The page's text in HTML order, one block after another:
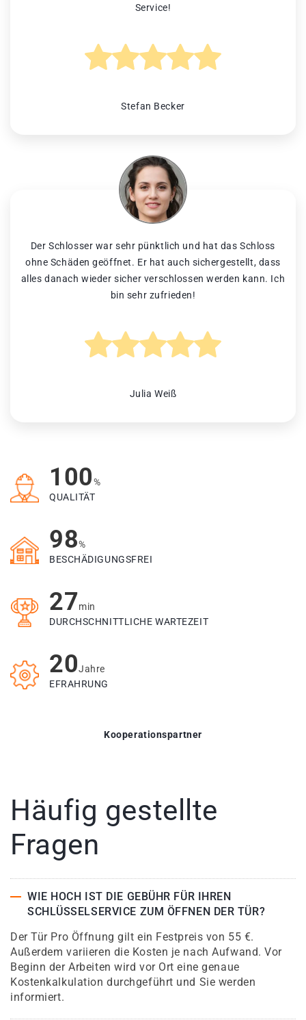
Service!
Stefan Becker
Der Schlosser war sehr pünktlich und hat das Schloss
ohne Schäden geöffnet. Er hat auch sichergestellt, dass
alles danach wieder sicher verschlossen werden kann. Ich
bin sehr zufrieden!
Julia Weiß
100%
QUALITÄT
98%
BESCHÄDIGUNGSFREI
27min
DURCHSCHNITTLICHE WARTEZEIT
20Jahre
EFRAHRUNG
Kooperationspartner
Häufig gestellte
Fragen
WIE HOCH IST DIE GEBÜHR FÜR IHREN
SCHLÜSSELSERVICE ZUM ÖFFNEN DER TÜR?
Der Tür Pro Öffnung gilt ein Festpreis von 55 €.
Außerdem variieren die Kosten je nach Aufwand. Vor
Beginn der Arbeiten wird vor Ort eine genaue
Kostenkalkulation durchgeführt und Sie werden
informiert.